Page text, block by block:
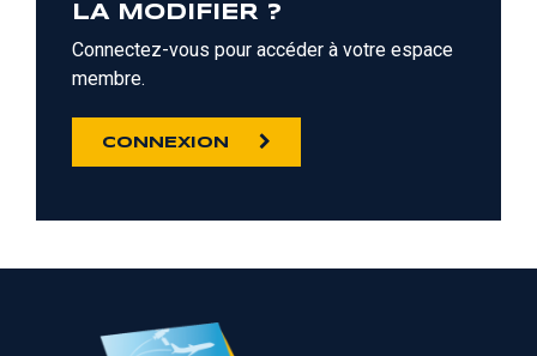
LA MODIFIER ?
Connectez-vous pour accéder à votre espace
membre.
CONNEXION